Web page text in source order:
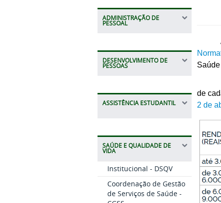
ADMINISTRAÇÃO DE
PESSOAL
DESENVOLVIMENTO DE
PESSOAS
ASSISTÊNCIA ESTUDANTIL
SAÚDE E QUALIDADE DE
VIDA
Institucional - DSQV
Coordenação de Gestão
de Serviços de Saúde -
A
O
de
2 de